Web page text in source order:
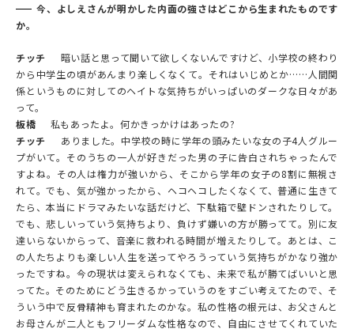
今、よしえさんが明かした内面の強さはどこから生まれたものです
か。
チッチ
暗い話と思って聞いて欲しくないんですけど、小学校の終わり
から中学生の頃があんまり楽しくなくて。それはいじめとか……人間関
係というものに対してのヘイトな気持ちがいっぱいのダークな日々があ
って。
板橋
私もあったよ。何かきっかけはあったの?
チッチ
ありました。中学校の時に学年の頭みたいな女の子4人グルー
プがいて。そのうちの一人が好きだった男の子に告白されちゃったんで
すよね。その人は権力が強いから、そこから学年の女子の8割に無視さ
れて。でも、気が強かったから、ヘコヘコしたくなくて、普通に生きて
たら、本当にドラマみたいな話だけど、下駄箱で壁ドンされたりして。
でも、悲しいっていう気持ちより、負けず嫌いの方が勝ってて。別に友
達いらないからって、音楽に救われる時間が増えたりして。あとは、こ
の人たちよりも楽しい人生を送ってやろうっていう気持ちがかなり強か
ったですね。今の現状は変えられなくても、未来で私が勝てばいいと思
ってた。そのためにどう生きるかっていうのをすごい考えてたので、そ
ういう中で反骨精神も育まれたのかな。私の性格の根元は、お父さんと
お母さんが二人ともフリーダムな性格なので、自由にさせてくれていた